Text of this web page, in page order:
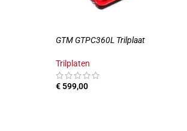
GTM GTPC360L Trilplaat
Trilplaten
€ 599,00